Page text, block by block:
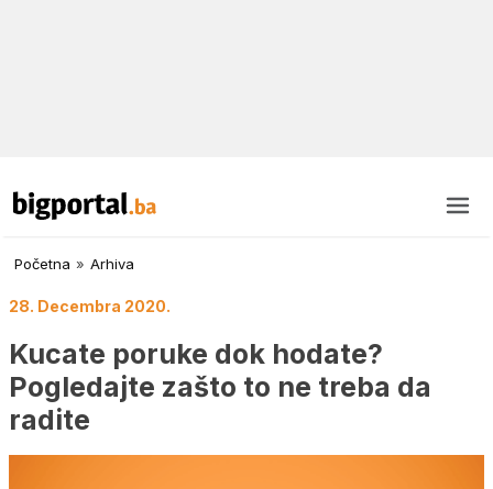
Početna » Arhiva
28. Decembra 2020.
Kucate poruke dok hodate?
Pogledajte zašto to ne treba da
radite